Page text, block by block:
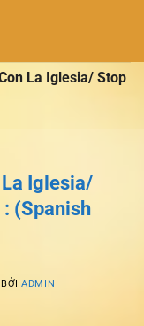
La Iglesia/ Stop
La Iglesia/
(Spanish
BỞIADMIN